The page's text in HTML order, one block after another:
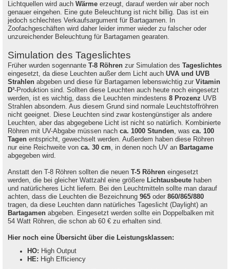
Lichtquellen wird auch Wärme erzeugt, darauf werden wir aber noch
genauer eingehen. Eine gute Beleuchtung ist nicht billig. Das ist ein
jedoch schlechtes Verkaufsargument für Bartagamen. In
Zoofachgeschäften wird daher leider immer wieder zu falscher oder
unzureichender Beleuchtung für Bartagamen gearaten.
Simulation des Tageslichtes
Früher wurden sogennante T-8 Röhren zur Simulation des Tageslichtes
eingesetzt, da diese Leuchten außer dem Licht auch UVA und UVB
Strahlen abgeben und diese für Bartagamen lebenswichtig zur Vitamin
D³-Produktion sind. Sollten diese Leuchten auch heute noch eingesetzt
werden, ist es wichtig, dass die Leuchten mindestens 8 Prozenz UVB
Strahlen absondern. Aus diesem Grund sind normale Leuchtstoffröhren
nicht geeignet. Diese Leuchten sind zwar kostengünstiger als andere
Leuchten, aber das abgegebene Licht ist nicht so natürlich. Kombinierte
Röhren mit UV-Abgabe müssen nach ca. 1000 Stunden, was ca. 100
Tagen entspricht, gewechselt werden. Außerdem haben diese Röhren
nur eine Reichweite von ca. 30 cm, in denen noch UV an Bartagame
abgegeben wird.
Anstatt den T-8 Röhren sollten die neuen T-5 Röhren eingesetzt
werden, die bei gleicher Wattzahl eine größere Lichtausbeute haben
und natürlicheres Licht liefern. Bei den Leuchtmitteln sollte man darauf
achten, dass die Leuchten die Bezeichnung 965 oder 860/865/880
tragen, da diese Leuchten dann natürliches Tageslicht (Daylight) an
Bartagamen abgeben. Eingesetzt werden sollte ein Doppelbalken mit
54 Watt Röhren, die schon ab 60 € zu erhalten sind.
Hier noch eine Übersicht über die Leistungsklassen:
HO: High Output
HE: High Efficiency